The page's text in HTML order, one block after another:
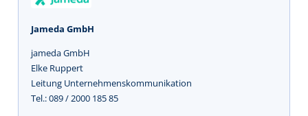
Jameda GmbH
jameda GmbH
Elke Ruppert
Leitung Unternehmenskommunikation
Tel.: 089 / 2000 185 85